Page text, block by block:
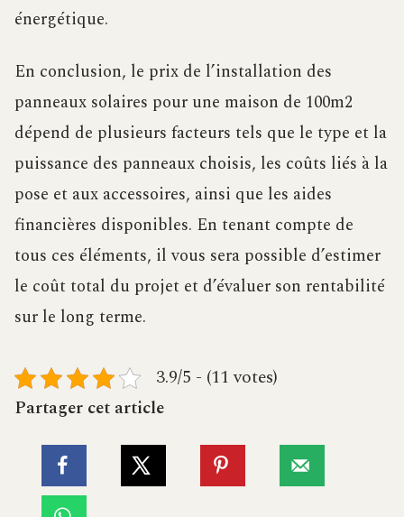
énergétique.
En conclusion, le prix de l’installation des
panneaux solaires pour une maison de 100m2
dépend de plusieurs facteurs tels que le type et la
puissance des panneaux choisis, les coûts liés à la
pose et aux accessoires, ainsi que les aides
financières disponibles. En tenant compte de
tous ces éléments, il vous sera possible d’estimer
le coût total du projet et d’évaluer son rentabilité
sur le long terme.
3.9/5 - (11 votes)
Partager cet article